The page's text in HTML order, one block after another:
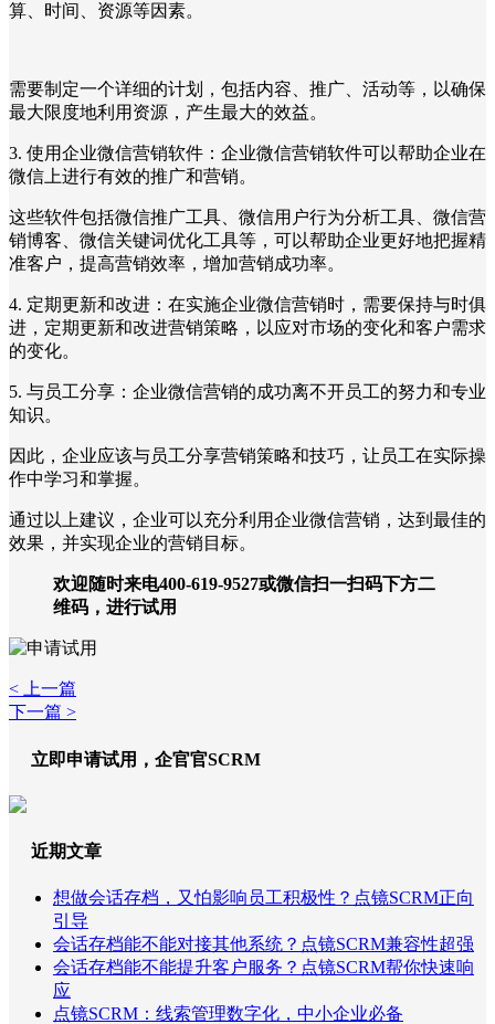
算、时间、资源等因素。
需要制定一个详细的计划，包括内容、推广、活动等，以确保
最大限度地利用资源，产生最大的效益。
3. 使用企业微信营销软件：企业微信营销软件可以帮助企业在
微信上进行有效的推广和营销。
这些软件包括微信推广工具、微信用户行为分析工具、微信营
销博客、微信关键词优化工具等，可以帮助企业更好地把握精
准客户，提高营销效率，增加营销成功率。
4. 定期更新和改进：在实施企业微信营销时，需要保持与时俱
进，定期更新和改进营销策略，以应对市场的变化和客户需求
的变化。
5. 与员工分享：企业微信营销的成功离不开员工的努力和专业
知识。
因此，企业应该与员工分享营销策略和技巧，让员工在实际操
作中学习和掌握。
通过以上建议，企业可以充分利用企业微信营销，达到最佳的
效果，并实现企业的营销目标。
欢迎随时来电400-619-9527或微信扫一扫码下方二
维码，进行试用
< 上一篇
下一篇 >
立即申请试用，企官官SCRM
近期文章
想做会话存档，又怕影响员工积极性？点镜SCRM正向
引导
会话存档能不能对接其他系统？点镜SCRM兼容性超强
会话存档能不能提升客户服务？点镜SCRM帮你快速响
应
点镜SCRM：线索管理数字化，中小企业必备